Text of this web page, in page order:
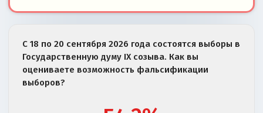
С 18 по 20 сентября 2026 года состоятся выборы в
Государственную думу IX созыва. Как вы
оцениваете возможность фальсификации
выборов?